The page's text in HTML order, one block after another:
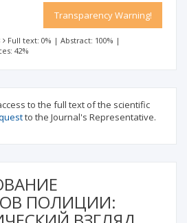
Transparency Warning!
Full text: 0% | Abstract: 100% |
42%
to the full text of the scientific
to the Journal's Representative.
ПОЛИЦИИ: